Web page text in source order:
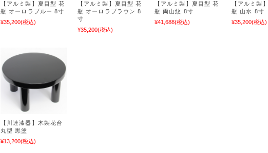
【アルミ製】夏目型 花
瓶 オーロラブルー 8寸
¥35,200(税込)
【アルミ製】夏目型 花
瓶 オーロラブラウン 8
寸
¥35,200(税込)
【アルミ製】夏目型 花
瓶 両山紋 8寸
¥41,688(税込)
【アルミ製
瓶 山水 8寸
¥35,200(税込)
【川連漆器】木製花台
丸型 黒塗
¥13,200(税込)